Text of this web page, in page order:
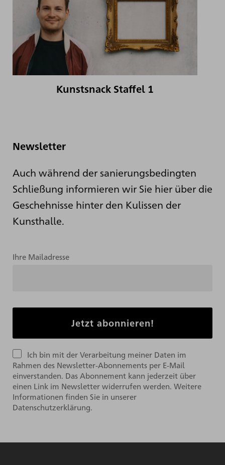
Kunstsnack Staffel 1
Newsletter
Auch während der sanierungsbedingten
Schließung informieren wir Sie hier über die
Geschehnisse hinter den Kulissen der
Kunsthalle.
Ihre Mailadresse
Ich bin mit der Verarbeitung meiner Daten im
Rahmen des Newsletter-Abonnements per E-Mail
einverstanden. Das Abonnement kann jederzeit über
einen Link im Newsletter widerrufen werden. Weitere
Informationen finden Sie in unserer
Datenschutzerklärung.